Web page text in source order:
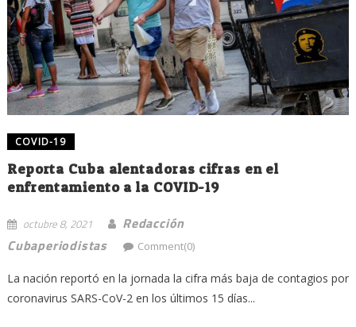
COVID-19
Reporta Cuba alentadoras cifras en el
enfrentamiento a la COVID-19
octubre 8, 2021
Redacción
Cubaperiodistas
Comment(0)
La nación reportó en la jornada la cifra más baja de contagios por
coronavirus SARS-CoV-2 en los últimos 15 días...